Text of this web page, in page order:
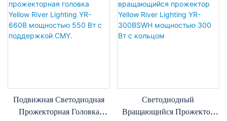
Подвижная Светодиодная
Прожекторная Головка
Светодиодный
Вращающийся Прожектор